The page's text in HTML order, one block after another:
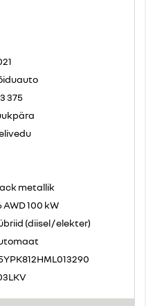
375
metallik
AWD 100 kW
(diisel / elekter)